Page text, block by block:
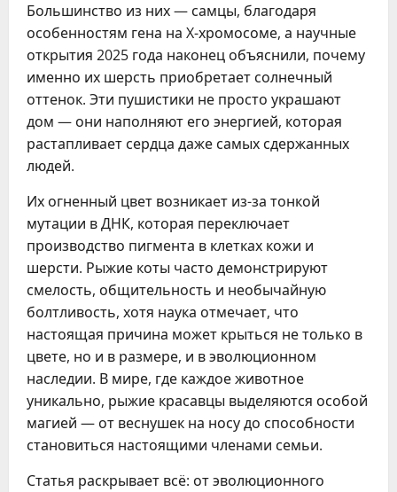
Большинство из них — самцы, благодаря
особенностям гена на X-хромосоме, а научные
открытия 2025 года наконец объяснили, почему
именно их шерсть приобретает солнечный
оттенок. Эти пушистики не просто украшают
дом — они наполняют его энергией, которая
растапливает сердца даже самых сдержанных
людей.
Их огненный цвет возникает из-за тонкой
мутации в ДНК, которая переключает
производство пигмента в клетках кожи и
шерсти. Рыжие коты часто демонстрируют
смелость, общительность и необычайную
болтливость, хотя наука отмечает, что
настоящая причина может крыться не только в
цвете, но и в размере, и в эволюционном
наследии. В мире, где каждое животное
уникально, рыжие красавцы выделяются особой
магией — от веснушек на носу до способности
становиться настоящими членами семьи.
Статья раскрывает всё: от эволюционного